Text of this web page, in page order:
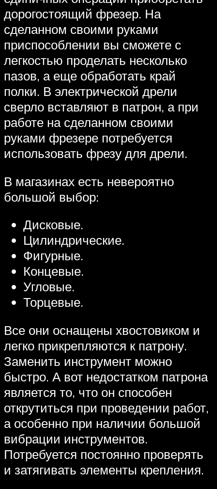
дорогостоящий фрезер. На
сделанном своими руками
приспособлении вы сможете с
легкостью проделать несколько
пазов, а еще обработать край
полки. В электрической дрели
сверло вставляют в патрон, а при
работе на сделанном своими
руками фрезере потребуется
использовать фрезу для дрели.
В магазинах есть невероятно
большой выбор:
Дисковые.
Цилиндрические.
Фигурные.
Концевые.
Угловые.
Торцевые.
Все они оснащены хвостовиком и
легко прикрепляются к патрону.
Заменить инструмент можно
быстро. А вот недостатком патрона
является то, что он способен
открутиться при проведении работ,
а особенно при наличии большой
вибрации инструментов.
Потребуется постоянно проверять
и затягивать элементы крепления.